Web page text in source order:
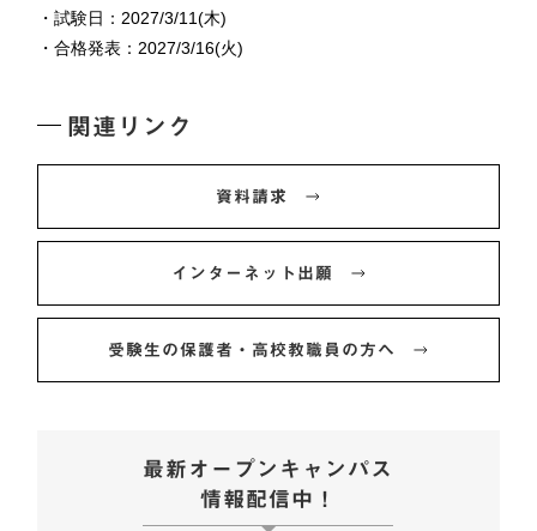
・試験日：2027/3/11(木)
・合格発表：2027/3/16(火)
関連リンク
資料請求
インターネット出願
受験生の保護者・ 高校教職員の方へ
最新オープンキャンパス
情報配信中！